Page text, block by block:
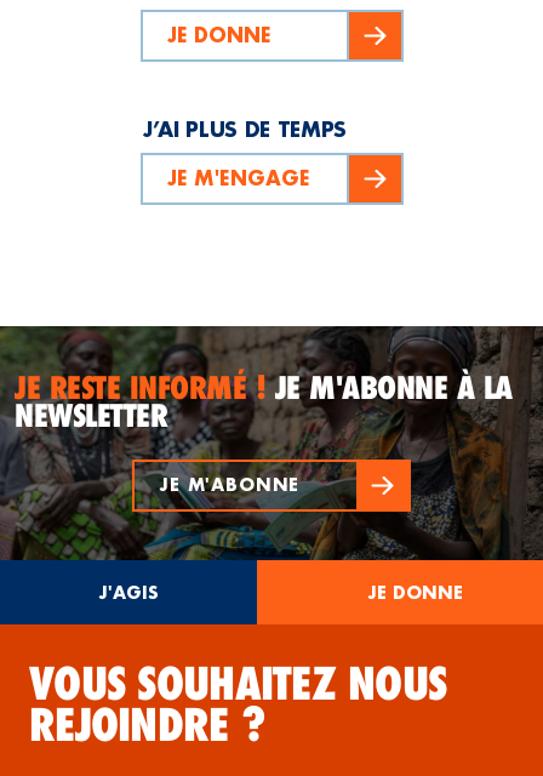
JE DONNE
J’AI PLUS DE TEMPS
JE M'ENGAGE
JE RESTE INFORMÉ !JE M'ABONNE À LA
NEWSLETTER
JE M'ABONNE
J'AGIS JE DONNE
VOUS SOUHAITEZ NOUS
REJOINDRE ?